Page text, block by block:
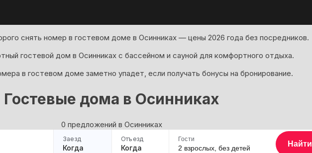
снять номер в гостевом доме в Осинниках — цены 2026 года без посредников.
гостевой дом в Осинниках с бассейном и сауной для комфортного отдыха.
в гостевом доме заметно упадет, если получать бонусы на бронирование.
Гостевые дома в Осинниках
0 предложений в Осинниках
Заезд
Когда
Отъезд
Когда
Гости
2 взрослых, без детей Найти